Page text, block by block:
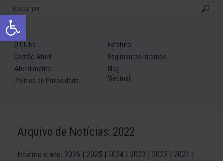
Abrir a barra de ferramentas
O Clube
Estatuto
Gestão Atual
Regimentos Internos
Atendimento
Blog
Política de Privacidade
Webmail
Arquivo de Notícias: 2022
Informe o ano: 2026 2025 2024 2023 2022 2021